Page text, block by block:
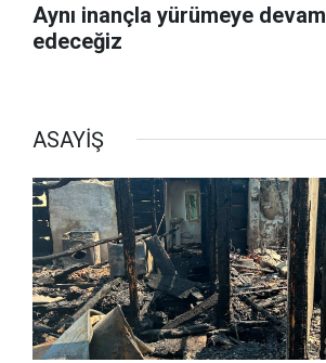
Aynı inançla yürümeye devam
edeceğiz
ASAYİŞ